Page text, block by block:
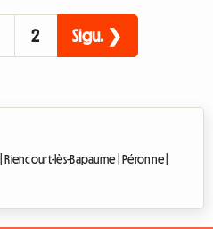
2 Sigu. ❯
Riencourt-lès-Bapaume |
Péronne |